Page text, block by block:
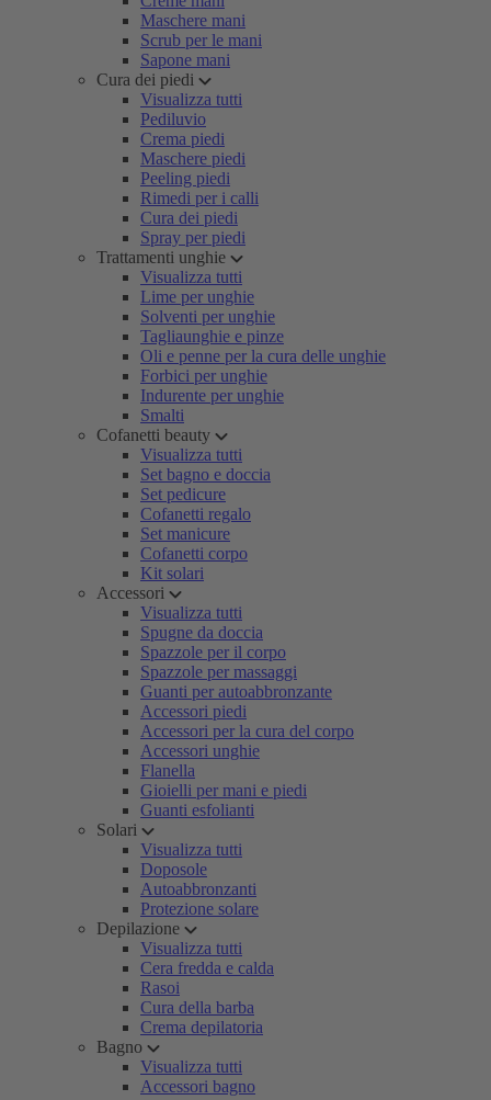
Maschere mani
Scrub per le mani
Sapone mani
Cura dei piedi
Visualizza tutti
Pediluvio
Crema piedi
Maschere piedi
Peeling piedi
Rimedi per i calli
Cura dei piedi
Spray per piedi
Trattamenti unghie
Visualizza tutti
Lime per unghie
Solventi per unghie
Tagliaunghie e pinze
Oli e penne per la cura delle unghie
Forbici per unghie
Indurente per unghie
Smalti
Cofanetti beauty
Visualizza tutti
Set bagno e doccia
Set pedicure
Cofanetti regalo
Set manicure
Cofanetti corpo
Kit solari
Accessori
Visualizza tutti
Spugne da doccia
Spazzole per il corpo
Spazzole per massaggi
Guanti per autoabbronzante
Accessori piedi
Accessori per la cura del corpo
Accessori unghie
Flanella
Gioielli per mani e piedi
Guanti esfolianti
Solari
Visualizza tutti
Doposole
Autoabbronzanti
Protezione solare
Depilazione
Visualizza tutti
Cera fredda e calda
Rasoi
Cura della barba
Crema depilatoria
Bagno
Visualizza tutti
Accessori bagno